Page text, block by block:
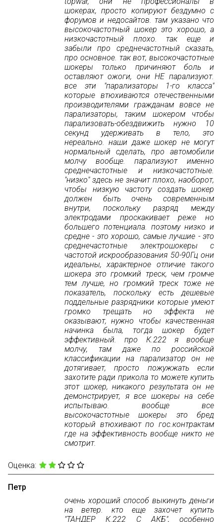
шокерах, просто копируют бездумно с
форумов и недосайтов. там указано что
высокочастотный шокер это хорошо, а
низкочастотный плохо. так еще и
забыли про среднечастотный сказать,
про основное. так вот, высокочастотные
шокеры только причиняют боль и
оставляют ожоги, они НЕ парализуют.
все эти "парализаторы 1-го класса"
которые втюхиваются отечественными
производителями гражданам вовсе не
парализаторы, таким шокером чтобы
парализовать-обездвижить нужно 10
секунд удерживать в тело, это
нереально. наши даже шокер не могут
нормальный сделать, про автомобили
молчу вообще. парализуют именно
среднечастотные и низкочастотные.
"низко" здесь не значит плохо, наоборот,
чтобы низкую частоту создать шокер
должен быть очень современным
внутри, поскольку разряд между
электродами проскакивает реже но
большего потенциала. поэтому низко и
средне - это хорошо, самые лучшие - это
среднечастотные электрошокеры с
частотой искрообразования 50-90Гц они
идеальны, характерное отличие такого
шокера это громкий треск, чем громче
тем лучше, но громкий треск тоже не
показатель, поскольку есть дешевые
поддельные разрядники которые умеют
громко трещать но эффекта не
оказывают, нужно чтобы качественная
начинка была, тогда шокер будет
эффективный. про К.222 я вообще
молчу, там даже по российской
классификации на парализатор он не
дотягивает, просто пожужжать если
захотите ради прикола то можете купить
этот шокер, никакого результата он не
демонстрирует, я все шокеры на себе
испытываю. вообще все
высокочастотные шокеры это бред
который втюхивают по гос.контрактам
где на эффективность вообще никто не
смотрит.
Оценка:
Петр
очень хороший способ выкинуть деньги
на ветер. кто еще захочет купить
"ТАНДЕР К.222 С АКБ", особенно